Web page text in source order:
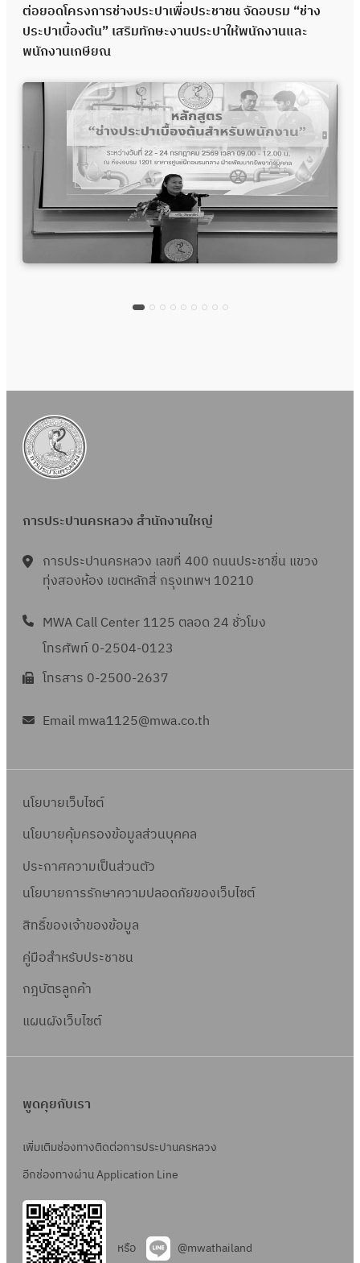
ต่อยอดโครงการช่างประปาเพื่อประชาชน จัดอบรม “ช่าง
ประปาเบื้องต้น” เสริมทักษะงานประปาให้พนักงานและ
พนักงานเกษียณ
การประปานครหลวง สำนักงานใหญ่
การประปานครหลวง เลขที่ 400 ถนนประชาชื่น แขวง
ทุ่งสองห้อง เขตหลักสี่ กรุงเทพฯ 10210
MWA Call Center 1125 ตลอด 24 ชั่วโมง
โทรศัพท์ 0-2504-0123
โทรสาร 0-2500-2637
Email mwa1125@mwa.co.th
นโยบายเว็บไซต์
นโยบายคุ้มครองข้อมูลส่วนบุคคล
ประกาศความเป็นส่วนตัว
นโยบายการรักษาความปลอดภัยของเว็บไซต์
สิทธิ์ของเจ้าของข้อมูล
คู่มือสำหรับประชาชน
กฎบัตรลูกค้า
แผนผังเว็บไซต์
พูดคุยกับเรา
เพิ่มเติมช่องทางติดต่อการประปานครหลวง
อีกช่องทางผ่าน Application Line
หรือ @mwathailand